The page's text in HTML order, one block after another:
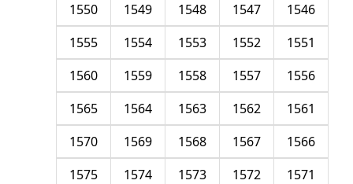
1546
1547
1548
1549
1550
1551
1552
1553
1554
1555
1556
1557
1558
1559
1560
1561
1562
1563
1564
1565
1566
1567
1568
1569
1570
1571
1572
1573
1574
1575